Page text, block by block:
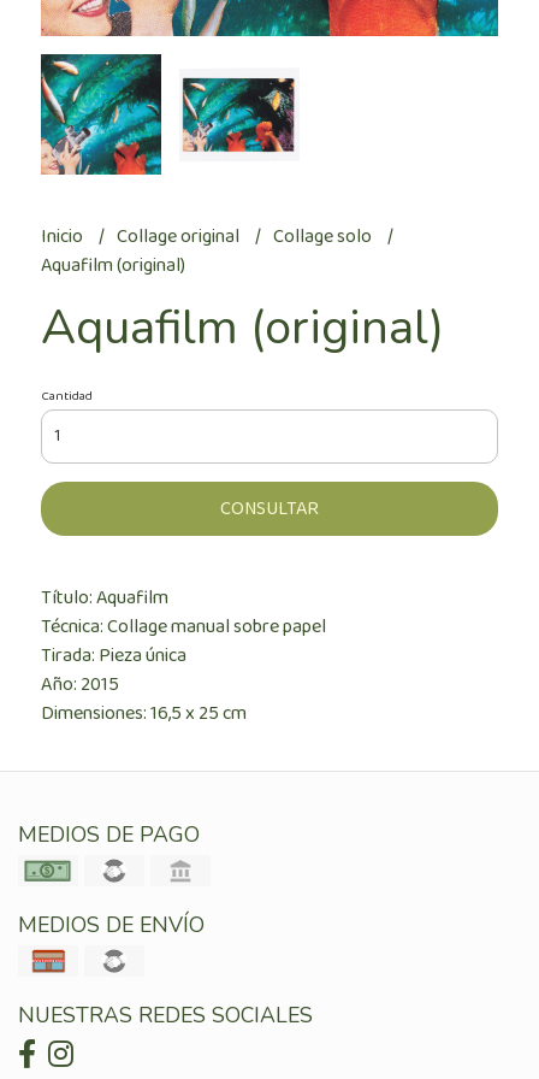
Inicio Collage original
Collage solo
Aquafilm (original)
Aquafilm (original)
Cantidad
CONSULTAR
Título: Aquafilm
Técnica: Collage manual sobre papel
Tirada: Pieza única
Año: 2015
Dimensiones: 16,5 x 25 cm
MEDIOS DE PAGO
MEDIOS DE ENVÍO
NUESTRAS REDES SOCIALES